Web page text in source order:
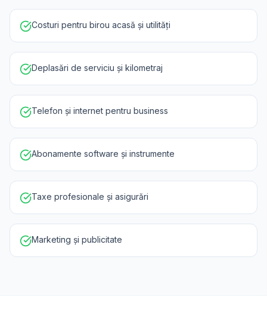
Costuri pentru birou acasă și utilități
Deplasări de serviciu și kilometraj
Telefon și internet pentru business
Abonamente software și instrumente
Taxe profesionale și asigurări
Marketing și publicitate